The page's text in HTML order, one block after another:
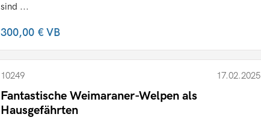
sind ...
300,00 €VB
10249 17.02.2025
Fantastische Weimaraner-Welpen als
Hausgefährten